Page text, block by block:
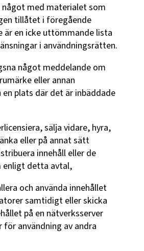
något med materialet som
tillåtet i föregående
är en icke uttömmande lista
i användningsrätten.
något meddelande om
eller annan
plats där det är inbäddade
sälja vidare, hyra,
eller på annat sätt
innehåll eller de
detta avtal,
och använda innehållet
samtidigt eller skicka
på en nätverksserver
för användning av andra